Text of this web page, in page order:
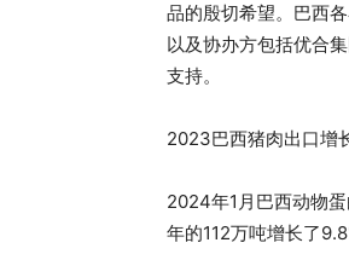
品的殷切希望。巴西
以及协办方包括优合
支持。
2023巴西猪肉出口增
2024年1月巴西动物
年的112万吨增长了